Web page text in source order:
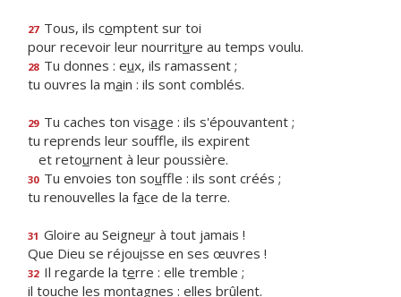
27 Tous, ils comptent sur toi
pour recevoir leur nourriture au temps voulu.
28 Tu donnes : eux, ils ramassent ;
tu ouvres la main : ils sont comblés.
29 Tu caches ton visage : ils s'épouvantent ;
tu reprends leur souffle, ils expirent
et retournent à leur poussière.
30 Tu envoies ton souffle : ils sont créés ;
tu renouvelles la face de la terre.
31 Gloire au Seigneur à tout jamais !
Que Dieu se réjouisse en ses œuvres !
32 Il regarde la terre : elle tremble ;
il touche les montagnes : elles brûlent.